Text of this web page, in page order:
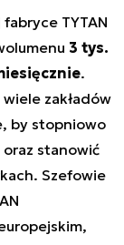
TYTAN
3 tys.
.
zakładów
by stopniowo
oraz stanowić
Szefowie